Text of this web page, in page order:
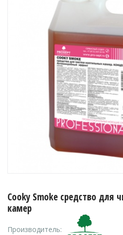
Cooky Smoke средство для
камер
Производитель: